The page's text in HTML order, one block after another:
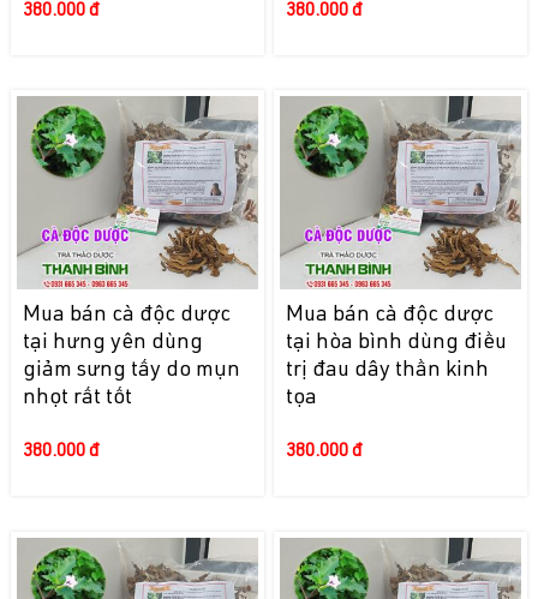
380.000 đ 380.000 đ
Mua bán cà độc dược
tại hưng yên dùng
giảm sưng tấy do mụn
nhọt rất tốt
380.000 đ
Mua bán cà độc dược
tại hòa bình dùng điều
trị đau dây thần kinh
tọa
380.000 đ